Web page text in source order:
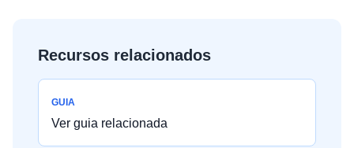
Recursos relacionados
GUIA
Ver guia relacionada